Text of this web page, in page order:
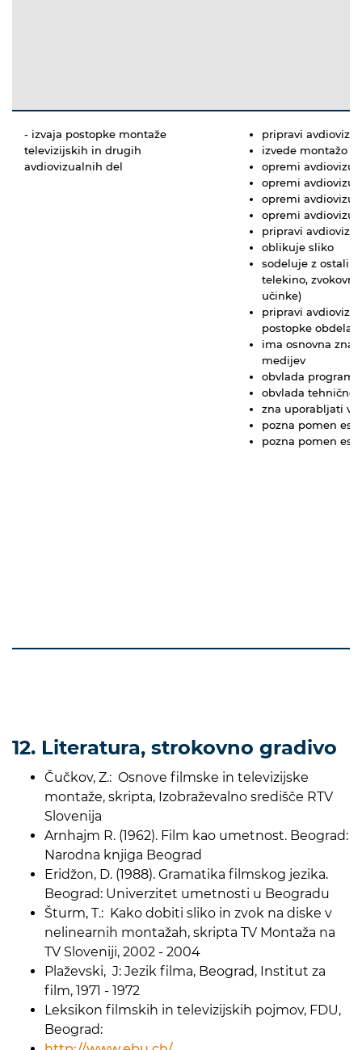
- izvaja postopke montaže
televizijskih in drugih
avdiovizualnih del
pripravi
izvede montažo
opremi
opremi
opremi
opremi
pripravi
oblikuje sliko
sodeluje z
telekino,
učinke)
pripravi
postopke
ima osnovna
medijev
obvlada
obvlada tehnične
zna uporabljati
pozna pomen
pozna pomen
12. Literatura, strokovno gradivo
Čučkov, Z.: Osnove filmske in televizijske
montaže, skripta, Izobraževalno središče RTV
Slovenija
Arnhajm R. (1962). Film kao umetnost. Beograd:
Narodna knjiga Beograd
Eridžon, D. (1988). Gramatika filmskog jezika.
Beograd: Univerzitet umetnosti u Beogradu
Šturm, T.: Kako dobiti sliko in zvok na diske v
nelinearnih montažah, skripta TV Montaža na
TV Sloveniji, 2002 - 2004
Plaževski, J: Jezik filma, Beograd, Institut za
film, 1971 - 1972
Leksikon filmskih in televizijskih pojmov, FDU,
Beograd: